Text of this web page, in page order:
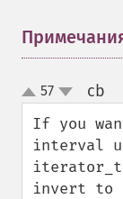
up
down
57 cb
If you
interval
invert to